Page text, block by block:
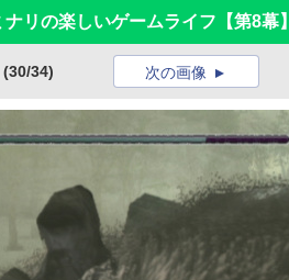
リの楽しいゲームライフ【第8幕】
(30/34) 次の画像